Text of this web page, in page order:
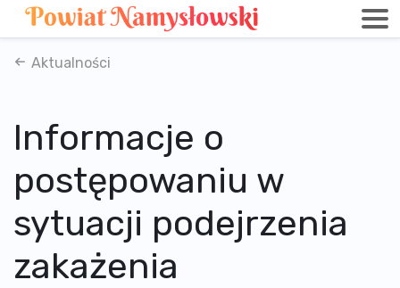
Aktualności
Informacje o
postępowaniu w
sytuacji podejrzenia
zakażenia